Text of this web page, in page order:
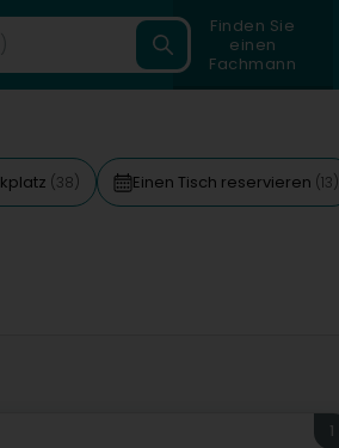
Finden Sie
einen
Fachmann
(38) Einen Tisch reservieren (13)
1